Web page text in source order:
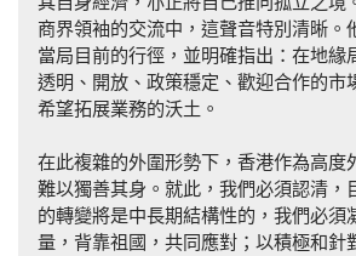
商界領袖的交流中，這聲音特別清晰。
當局目前的行徑，並明確指出：在地緣
透明、開放、政策穩定、歡迎合作的市
希望拓展業務的沃土。
在此複雜的外圍形勢下，香港作為高度
難以獨善其身。就此，我們必須認清，
的轉變將是中長期結構性的，我們必須
量，背靠祖國，共同應對；以積極和針